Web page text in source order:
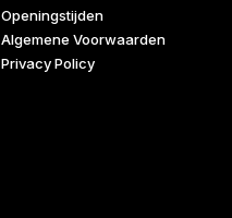
Openingstijden
Algemene Voorwaarden
Privacy Policy